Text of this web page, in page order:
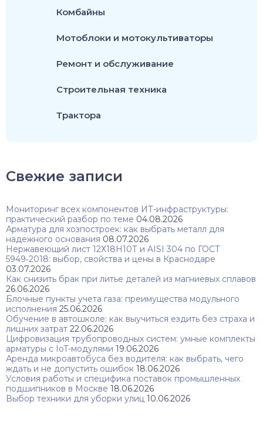
Комбайны
Мотоблоки и мотокультиваторы
Ремонт и обслуживание
Строительная техника
Трактора
Свежие записи
Мониторинг всех компонентов ИТ-инфраструктуры:
практический разбор по теме 04.08.2026
Арматура для хозпостроек: как выбрать металл для
надежного основания 08.07.2026
Нержавеющий лист 12Х18Н10Т и AISI 304 по ГОСТ
5949‑2018: выбор, свойства и цены в Краснодаре
03.07.2026
Как снизить брак при литье деталей из магниевых сплавов
26.06.2026
Блочные пункты учета газа: преимущества модульного
исполнения 25.06.2026
Обучение в автошколе: как выучиться ездить без страха и
лишних затрат 22.06.2026
Цифровизация трубопроводных систем: умные комплекты
арматуры с IoT-модулями 19.06.2026
Аренда микроавтобуса без водителя: как выбрать, чего
ждать и не допустить ошибок 18.06.2026
Условия работы и специфика поставок промышленных
подшипников в Москве 18.06.2026
Выбор техники для уборки улиц 10.06.2026